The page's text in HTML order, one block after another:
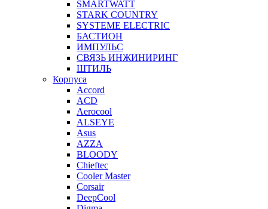
SMARTWATT
STARK COUNTRY
SYSTEME ELECTRIC
БАСТИОН
ИМПУЛЬС
СВЯЗЬ ИНЖИНИРИНГ
ШТИЛЬ
Корпуса
Accord
ACD
Aerocool
ALSEYE
Asus
AZZA
BLOODY
Chieftec
Cooler Master
Corsair
DeepCool